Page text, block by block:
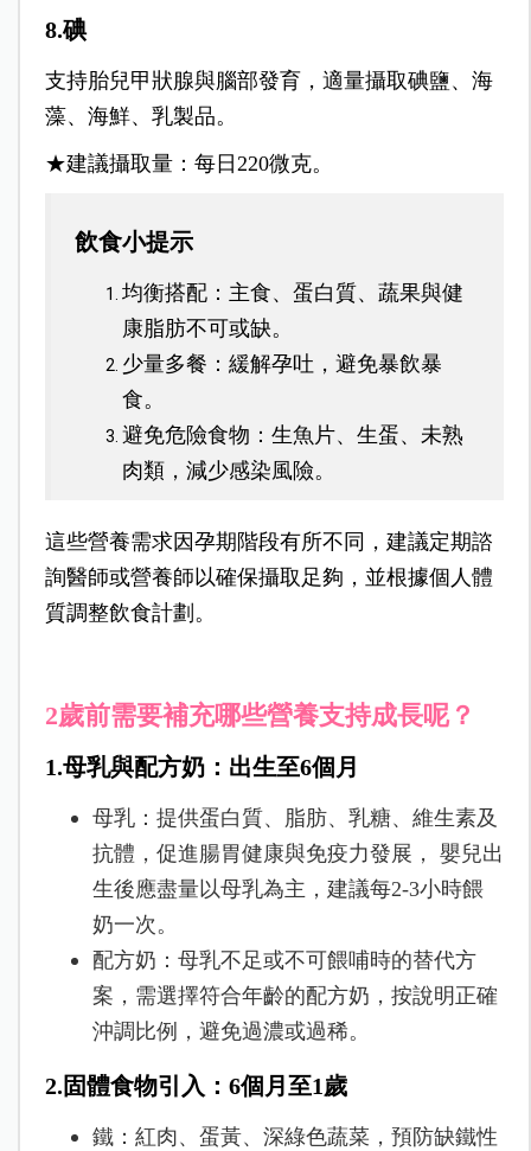
8.碘
支持胎兒甲狀腺與腦部發育，適量攝取碘鹽、海
藻、海鮮、乳製品。
★建議攝取量：每日220微克。
飲食小提示
均衡搭配：主食、蛋白質、蔬果與健
康脂肪不可或缺。
少量多餐：緩解孕吐，避免暴飲暴
食。
避免危險食物：生魚片、生蛋、未熟
肉類，減少感染風險。
這些營養需求因孕期階段有所不同，建議定期諮
詢醫師或營養師以確保攝取足夠，並根據個人體
質調整飲食計劃。
2歲前需要補充哪些營養支持成長呢？
1.母乳與配方奶：出生至6個月
母乳： 提供蛋白質、脂肪、乳糖、維生素及
抗體，促進腸胃健康與免疫力發展，
嬰兒出
生後應盡量以母乳為主，建議每2-3小時餵
奶一次。
配方奶： 母乳不足或不可餵哺時的替代方
案，需選擇符合年齡的配方奶， 按說明正確
沖調比例，避免過濃或過稀。
2.固體食物引入：6個月至1歲
鐵： 紅肉、蛋黃、深綠色蔬菜， 預防缺鐵性